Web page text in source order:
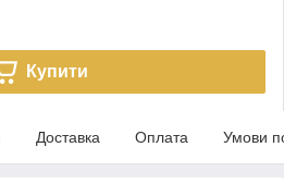
Купити
Доставка Оплата Умови